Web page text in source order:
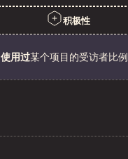
积极性
使用过某个项目的受访者比例